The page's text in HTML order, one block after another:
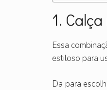
1.
Essa
estiloso para
Da para